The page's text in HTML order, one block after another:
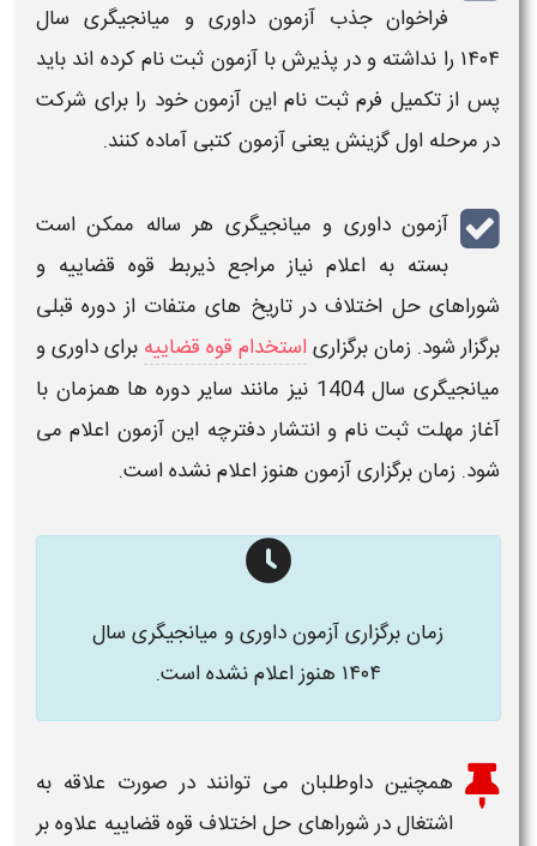
فراخوان جذب آزمون داوری و میانجیگری سال
۱۴۰۴ را نداشته و در پذیرش باآزمون ثبت نام کرده اند باید
پس از تکمیل فرمثبت ناماین آزمونخود را برای شرکت
در مرحله اول گزینش یعنی آزمون کتبی آماده کنند.
آزمون داوری و میانجیگری هر ساله ممکن است
بسته به اعلام نیاز مراجع ذیربط قوه قضاییه و
شوراهای حل اختلاف در تاریخ های متفات از دوره قبلی
برگزار شود. زمان برگزاری استخدام قوه قضاییه برایداوری و
میانجیگری سال 1404
نیز مانند سایر دوره ها همزمان با
آغاز مهلت ثبت نام و انتشار دفترچه اینآزمون اعلام می
شود. زمان برگزاری آزمون هنوز اعلام نشده است.
زمان برگزاری آزمون داوری و میانجیگری سال
۱۴۰۴ هنوز اعلام نشده است.
همچنین داوطلبان می توانند در صورت علاقه به
اشتغال درشوراهای حل اختلاف قوه قضاییه علاوه بر